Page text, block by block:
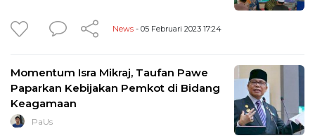
News - 05 Februari 2023 17:24
Momentum Isra Mikraj, Taufan Pawe
Paparkan Kebijakan Pemkot di Bidang
Keagamaan
PaUs